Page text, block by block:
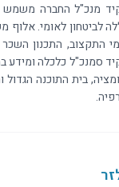
מנכ"ל החברה משמש
לביטחון לאומי.
התקצוב, התכנון
סמנכ"ל כלכלה ומידע
בית התוכנה